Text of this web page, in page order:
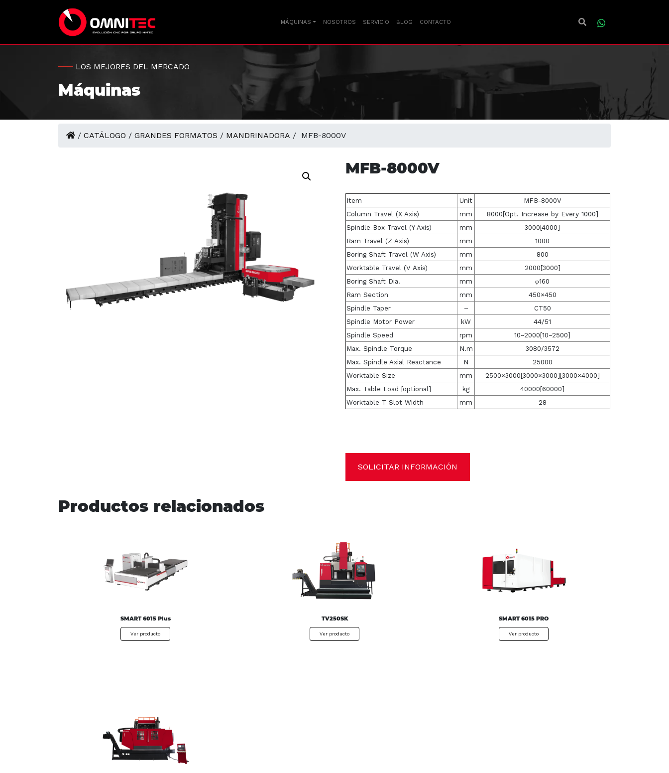
MÁQUINAS NOSOTROS SERVICIO BLOG CONTACTO
LOS MEJORES DEL MERCADO
Máquinas
/ CATÁLOGO / GRANDES FORMATOS / MANDRINADORA / MFB-8000V
MFB-8000V
Item Unit
MFB-8000V
Column Travel (X Axis)
mm
8000[Opt. Increase by Every 1000]
Spindle Box Travel (Y Axis)
mm
3000[4000]
Ram Travel (Z Axis)
mm
1000
Boring Shaft Travel (W Axis)
mm
800
Worktable Travel (V Axis)
mm
2000[3000]
Boring Shaft Dia.
mm
φ160
Ram Section
mm
450×450
Spindle Taper
–
CT50
Spindle Motor Power
kW
44/51
Spindle Speed
rpm
10~2000[10~2500]
Max. Spindle Torque
N.m
3080/3572
Max. Spindle Axial Reactance
N
25000
Worktable Size
mm
2500×3000[3000×3000][3000×4000]
Max. Table Load [optional]
kg
40000[60000]
Worktable T Slot Width
mm 28
SOLICITAR INFORMACIÓN
Productos relacionados
SMART 6015 Plus
Ver producto
TV250SK
Ver producto
SMART 6015 PRO
Ver producto